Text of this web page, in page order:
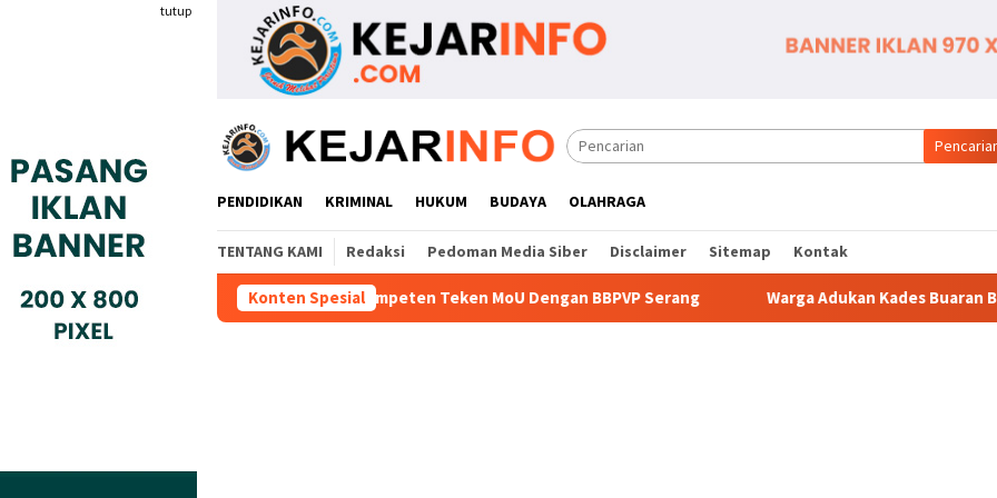
tutup
PENDIDIKAN KRIMINAL HUKUM BUDAYA OLAHRAGA
TENTANG KAMI Redaksi Pedoman Media Siber Disclaimer Sitemap Kontak
Konten Spesial
Gyokai Indonesia Kompeten Teken MoU Dengan BBPVP Serang Warga Adukan Kades Buaran Bambu Atas Dugaan